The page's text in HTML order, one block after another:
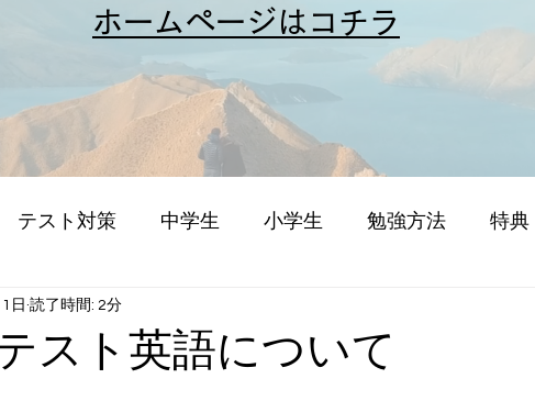
​ホームページはコチラ
テスト対策 中学生 小学生 勉強方法 特典
スト英語について
日 読了時間: 2分